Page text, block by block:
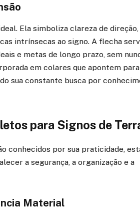
Ela simboliza clareza de direção,
intrínsecas ao signo. A flecha
e metas de longo prazo, sem
em colares que apontem
sua constante busca por
para Signos de
conhecidos por sua praticidade,
a segurança, a organização e a
Material